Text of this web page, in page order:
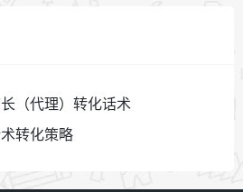
（代理）转化话术
转化策略